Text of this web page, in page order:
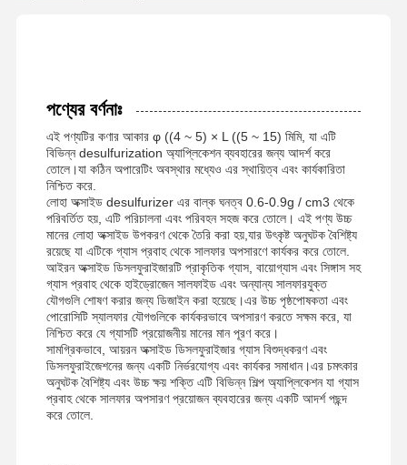
পণ্যের বর্ণনাঃ
এই পণ্যটির কণার আকার φ ((4 ~ 5) × L ((5 ~ 15) মিমি, যা এটি
বিভিন্ন desulfurization অ্যাপ্লিকেশন ব্যবহারের জন্য আদর্শ করে
তোলে।যা কঠিন অপারেটিং অবস্থার মধ্যেও এর স্থায়িত্ব এবং কার্যকারিতা
নিশ্চিত করে.
লোহা অক্সাইড desulfurizer এর বাল্ক ঘনত্ব 0.6-0.9g / cm3 থেকে
পরিবর্তিত হয়, এটি পরিচালনা এবং পরিবহন সহজ করে তোলে। এই পণ্য উচ্চ
মানের লোহা অক্সাইড উপকরণ থেকে তৈরি করা হয়,যার উৎকৃষ্ট অনুঘটক বৈশিষ্ট্য
রয়েছে যা এটিকে গ্যাস প্রবাহ থেকে সালফার অপসারণে কার্যকর করে তোলে.
আইরন অক্সাইড ডিসলফুরাইজারটি প্রাকৃতিক গ্যাস, বায়োগ্যাস এবং সিঙ্গাস সহ
গ্যাস প্রবাহ থেকে হাইড্রোজেন সালফাইড এবং অন্যান্য সালফারযুক্ত
যৌগগুলি শোষণ করার জন্য ডিজাইন করা হয়েছে।এর উচ্চ পৃষ্ঠপোষকতা এবং
পোরোসিটি স্যালফার যৌগগুলিকে কার্যকরভাবে অপসারণ করতে সক্ষম করে, যা
নিশ্চিত করে যে গ্যাসটি প্রয়োজনীয় মানের মান পূরণ করে।
সামগ্রিকভাবে, আয়রন অক্সাইড ডিসলফুরাইজার গ্যাস বিশুদ্ধকরণ এবং
ডিসলফুরাইজেশনের জন্য একটি নির্ভরযোগ্য এবং কার্যকর সমাধান।এর চমৎকার
অনুঘটক বৈশিষ্ট্য এবং উচ্চ ক্ষয় শক্তি এটি বিভিন্ন শিল্প অ্যাপ্লিকেশন যা গ্যাস
প্রবাহ থেকে সালফার অপসারণ প্রয়োজন ব্যবহারের জন্য একটি আদর্শ পছন্দ
করে তোলে.